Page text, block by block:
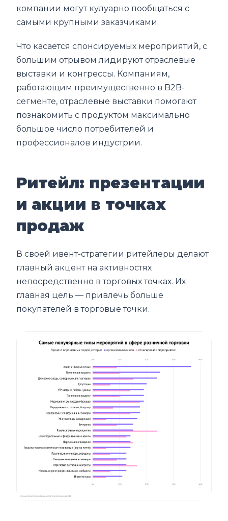
компании могут кулуарно пообщаться с
самыми крупными заказчиками.
Что касается спонсируемых мероприятий, с
большим отрывом лидируют отраслевые
выставки и конгрессы. Компаниям,
работающим преимущественно в B2B-
сегменте, отраслевые выставки помогают
познакомить с продуктом максимально
большое число потребителей и
профессионалов индустрии.
Ритейл: презентации
и акции в точках
продаж
В своей ивент-стратегии ритейлеры делают
главный акцент на активностях
непосредственно в торговых точках. Их
главная цель — привлечь больше
покупателей в торговые точки.